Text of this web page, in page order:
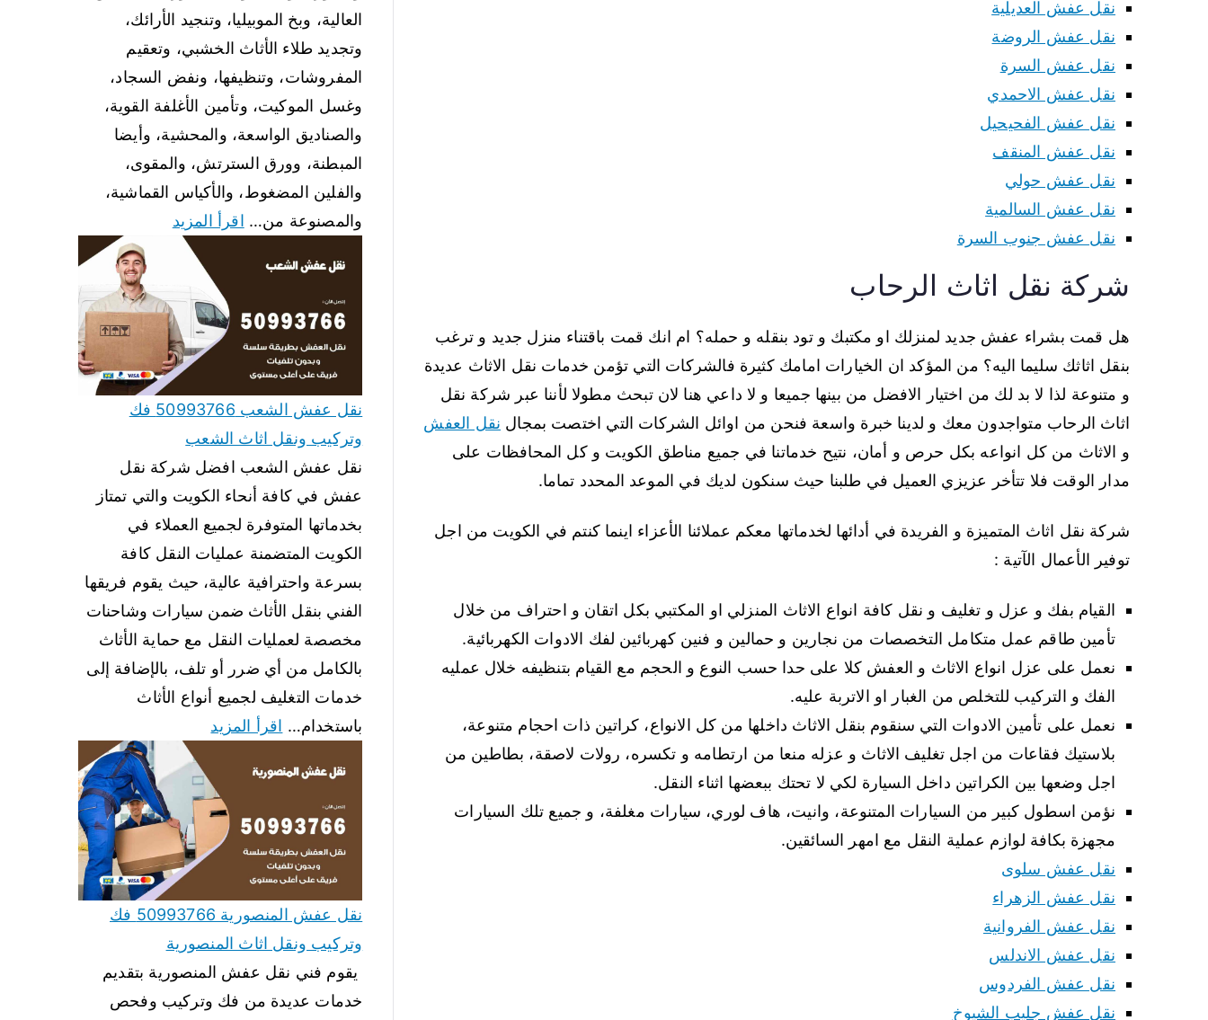
نقل عفش العديلية
نقل عفش الروضة
نقل عفش السرة
نقل عفش الاحمدي
نقل عفش الفحيحيل
نقل عفش المنقف
نقل عفش حولي
نقل عفش السالمية
نقل عفش جنوب السرة
شركة نقل اثاث الرحاب
هل قمت بشراء عفش جديد لمنزلك او مكتبك و تود بنقله و حمله؟ ام انك قمت باقتناء منزل جديد و ترغب
بنقل اثاثك سليما اليه؟ من المؤكد ان الخيارات امامك كثيرة فالشركات التي تؤمن خدمات نقل الاثاث عديدة
و متنوعة لذا لا بد لك من اختيار الافضل من بينها جميعا و لا داعي هنا لان تبحث مطولا لأننا عبر شركة نقل
اثاث الرحاب متواجدون معك و لدينا خبرة واسعة فنحن من اوائل الشركات التي اختصت بمجال نقل العفش
و الاثاث من كل انواعه بكل حرص و أمان، نتيح خدماتنا في جميع مناطق الكويت و كل المحافظات على
مدار الوقت فلا تتأخر عزيزي العميل في طلبنا حيث سنكون لديك في الموعد المحدد تماما.
شركة نقل اثاث المتميزة و الفريدة في أدائها لخدماتها معكم عملائنا الأعزاء اينما كنتم في الكويت من اجل
توفير الأعمال الآتية :
القيام بفك و عزل و تغليف و نقل كافة انواع الاثاث المنزلي او المكتبي بكل اتقان و احتراف من خلال
تأمين طاقم عمل متكامل التخصصات من نجارين و حمالين و فنين كهربائين لفك الادوات الكهربائية.
نعمل على عزل انواع الاثاث و العفش كلا على حدا حسب النوع و الحجم مع القيام بتنظيفه خلال عمليه
الفك و التركيب للتخلص من الغبار او الاتربة عليه.
نعمل على تأمين الادوات التي سنقوم بنقل الاثاث داخلها من كل الانواع، كراتين ذات احجام متنوعة،
بلاستيك فقاعات من اجل تغليف الاثاث و عزله منعا من ارتطامه و تكسره، رولات لاصقة، بطاطين من
اجل وضعها بين الكراتين داخل السيارة لكي لا تحتك ببعضها اثناء النقل.
نؤمن اسطول كبير من السيارات المتنوعة، وانيت، هاف لوري، سيارات مغلفة، و جميع تلك السيارات
مجهزة بكافة لوازم عملية النقل مع امهر السائقين.
نقل عفش سلوى
نقل عفش الزهراء
نقل عفش الفروانية
نقل عفش الاندلس
نقل عفش الفردوس
نقل عفش جليب الشيوخ
العالية، وبخ الموبيليا، وتنجيد الأرائك،
وتجديد طلاء الأثاث الخشبي، وتعقيم
المفروشات، وتنظيفها، ونفض السجاد،
وغسل الموكيت، وتأمين الأغلفة القوية،
والصناديق الواسعة، والمحشية، وأيضا
المبطنة، وورق السترتش، والمقوى،
والفلين المضغوط، والأكياس القماشية،
والمصنوعة من… اقرأ المزيد
نقل عفش الشعب 50993766 فك
وتركيب ونقل اثاث الشعب
نقل عفش الشعب افضل شركة نقل
عفش في كافة أنحاء الكويت والتي تمتاز
بخدماتها المتوفرة لجميع العملاء في
الكويت المتضمنة عمليات النقل كافة
بسرعة واحترافية عالية، حيث يقوم فريقها
الفني بنقل الأثاث ضمن سيارات وشاحنات
مخصصة لعمليات النقل مع حماية الأثاث
بالكامل من أي ضرر أو تلف، بالإضافة إلى
خدمات التغليف لجميع أنواع الأثاث
باستخدام… اقرأ المزيد
نقل عفش المنصورية 50993766 فك
وتركيب ونقل اثاث المنصورية
يقوم فني نقل عفش المنصورية بتقديم
خدمات عديدة من فك وتركيب وفحص